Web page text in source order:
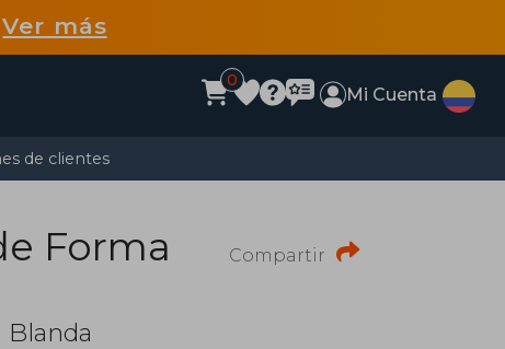
Ver más
0
Mi Cuenta
de clientes
Compartir
Forma
Blanda